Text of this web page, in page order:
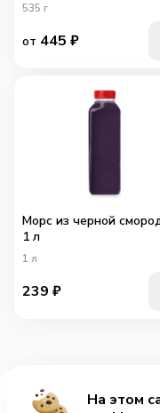
535 г
от 445 ₽
Морс из черной
1 л
1 л
239 ₽
На этом